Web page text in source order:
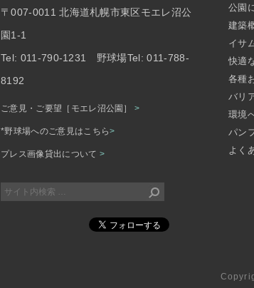
〒007-0011 北海道札幌市東区モエレ沼公
園1-1
Tel: 011-790-1231 野球場Tel: 011-788-
8192
ご意見・ご要望［モエレ沼公園］>
*野球場へのご意見はこちら>
プレス画像貸出について >
公園
建築
イサ
快適
各種
バリ
環境
パン
よく